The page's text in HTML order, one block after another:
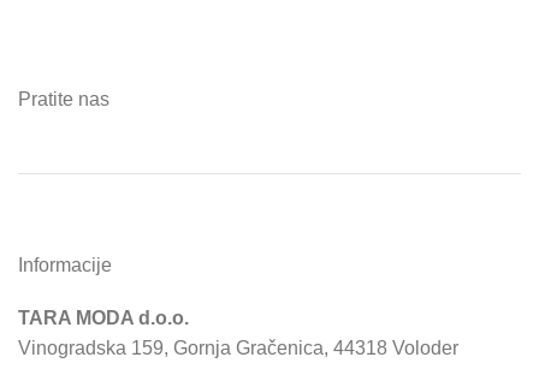
Pratite nas
Informacije
TARA MODA d.o.o.
Vinogradska 159, Gornja Gračenica, 44318 Voloder